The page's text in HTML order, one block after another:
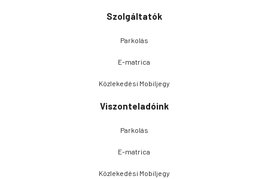
Szolgáltatók
Parkolás
E-matrica
Közlekedési Mobiljegy
Viszonteladóink
Parkolás
E-matrica
Közlekedési Mobiljegy